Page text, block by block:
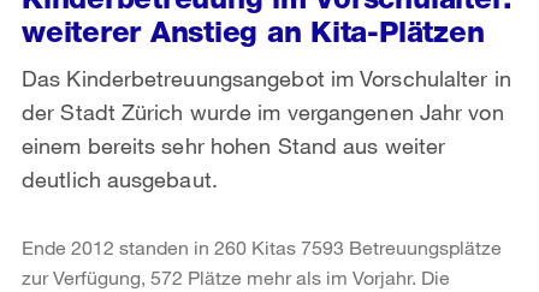
weiterer Anstieg an Kita-Plätzen
Das Kinderbetreuungsangebot im Vorschulalter in
der Stadt Zürich wurde im vergangenen Jahr von
einem bereits sehr hohen Stand aus weiter
deutlich ausgebaut.
Ende 2012 standen in 260 Kitas 7593 Betreuungsplätze
zur Verfügung, 572 Plätze mehr als im Vorjahr. Die